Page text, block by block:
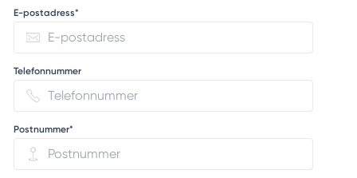
E-postadress*
Telefonnummer
Postnummer*